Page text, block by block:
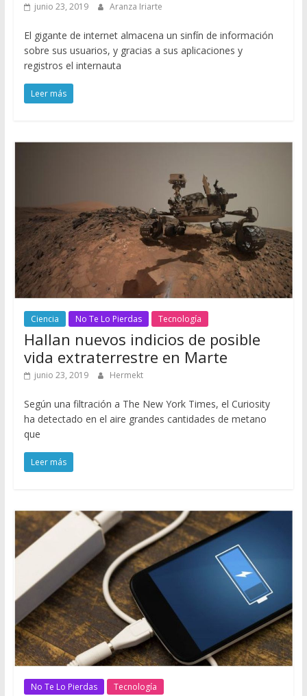
junio 23, 2019 Aranza Iriarte
El gigante de internet almacena un sinfín de información
sobre sus usuarios, y gracias a sus aplicaciones y
registros el internauta
Leer más
Ciencia No Te Lo Pierdas Tecnología
Hallan nuevos indicios de posible
vida extraterrestre en Marte
junio 23, 2019 Hermekt
Según una filtración a The New York Times, el Curiosity
ha detectado en el aire grandes cantidades de metano
que
Leer más
No Te Lo Pierdas Tecnología